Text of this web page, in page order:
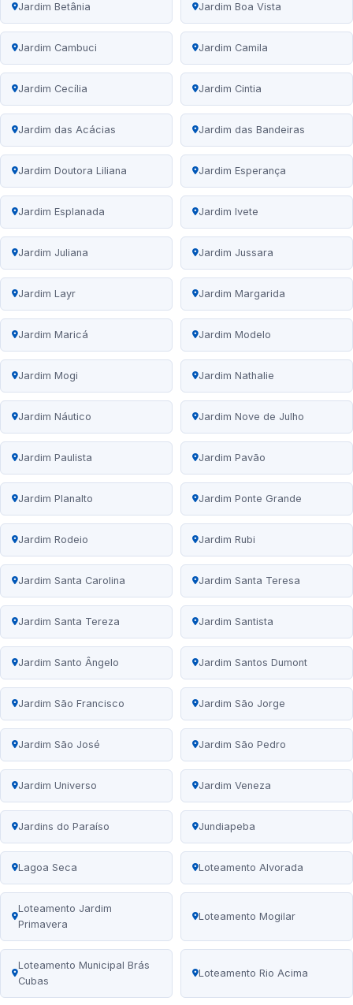
Jardim Betânia Jardim Boa Vista
Jardim Cambuci Jardim Camila
Jardim Cecília Jardim Cintia
Jardim das Acácias Jardim das Bandeiras
Jardim Doutora Liliana Jardim Esperança
Jardim Esplanada Jardim Ivete
Jardim Juliana Jardim Jussara
Jardim Layr Jardim Margarida
Jardim Maricá Jardim Modelo
Jardim Mogi Jardim Nathalie
Jardim Náutico Jardim Nove de Julho
Jardim Paulista Jardim Pavão
Jardim Planalto Jardim Ponte Grande
Jardim Rodeio Jardim Rubi
Jardim Santa Carolina Jardim Santa Teresa
Jardim Santa Tereza Jardim Santista
Jardim Santo Ângelo Jardim Santos Dumont
Jardim São Francisco Jardim São Jorge
Jardim São José Jardim São Pedro
Jardim Universo Jardim Veneza
Jardins do Paraíso Jundiapeba
Lagoa Seca Loteamento Alvorada
Loteamento Jardim
Primavera
Loteamento Mogilar
Loteamento Municipal Brás
Cubas
Loteamento Rio Acima